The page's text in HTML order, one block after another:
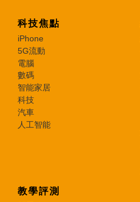
科技焦點
iPhone
5G流動
電腦
數碼
智能家居
科技
汽車
人工智能
教學評測